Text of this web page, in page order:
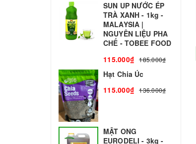
SUN UP NƯỚC ÉP
TRÀ XANH - 1kg -
MALAYSIA |
NGUYÊN LIỆU PHA
CHẾ - TOBEE FOOD
115.000₫
185.000₫
Hạt Chia Úc
115.000₫
136.000₫
MẬT ONG
EURODELI - 3kg -